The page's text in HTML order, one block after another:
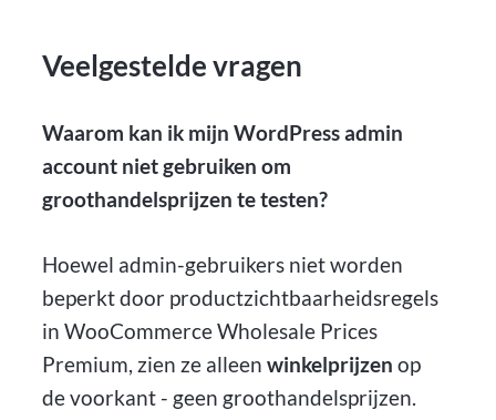
Veelgestelde vragen
Waarom kan ik mijn WordPress admin
account niet gebruiken om
groothandelsprijzen te testen?
Hoewel admin-gebruikers niet worden
beperkt door productzichtbaarheidsregels
in WooCommerce Wholesale Prices
Premium, zien ze alleenwinkelprijzen op
de voorkant - geen groothandelsprijzen.